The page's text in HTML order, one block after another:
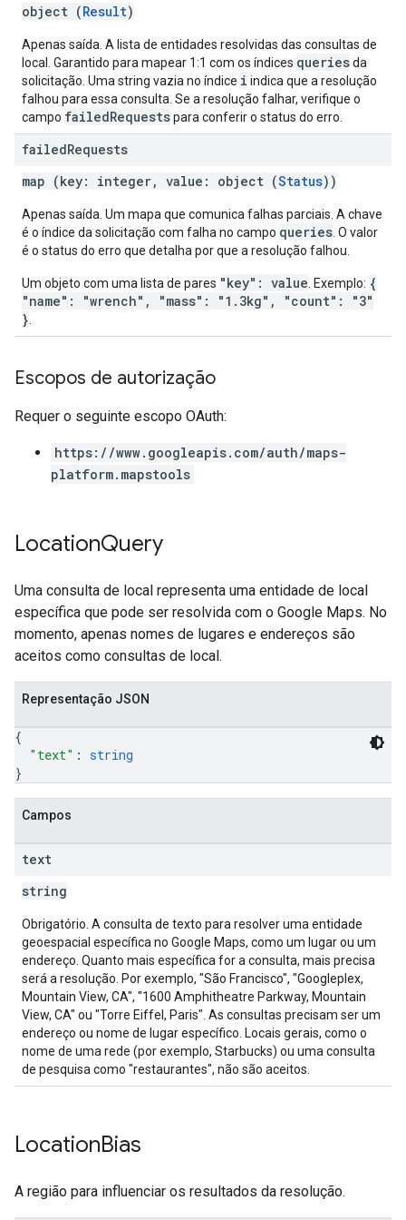
object (Result)
Apenas saída. A lista de entidades resolvidas das consultas de
local. Garantido para mapear 1:1 com os índices queriesda
solicitação. Uma string vazia no índice i indica que a resolução
falhou para essa consulta. Se a resolução falhar, verifique o
campo failedRequestspara conferir o status do erro.
failedRequests
map (key: integer, value: object (Status))
Apenas saída. Um mapa que comunica falhas parciais. A chave
é o índice da solicitação com falha no campo queries . O valor
é o status do erro que detalha por que a resolução falhou.
Um objeto com uma lista de pares "key": value . Exemplo: {
"name": "wrench", "mass": "1.3kg", "count": "3"
}
Escopos de autorização
Requer o seguinte escopo OAuth:
https://www.googleapis.com/auth/maps-
platform.mapstools
LocationQuery
Uma consulta de local representa uma entidade de local
específica que pode ser resolvida com o Google Maps. No
momento, apenas nomes de lugares e endereços são
aceitos como consultas de local.
Representação JSON
{
"text" : string
}
Campos
text
string
Obrigatório. A consulta de texto para resolver uma entidade
geoespacial específica no Google Maps, como um lugar ou um
endereço. Quanto mais específica for a consulta, mais precisa
será a resolução. Por exemplo, "São Francisco", "Googleplex,
Mountain View, CA", "1600 Amphitheatre Parkway, Mountain
View, CA" ou "Torre Eiffel, Paris". As consultas precisam ser um
endereço ou nome de lugar específico. Locais gerais, como o
nome de uma rede (por exemplo, Starbucks) ou uma consulta
de pesquisa como "restaurantes", não são aceitos.
LocationBias
A região para influenciar os resultados da resolução.